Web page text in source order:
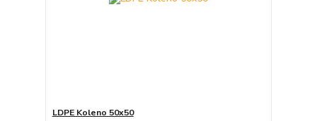
LDPE Koleno 50x50